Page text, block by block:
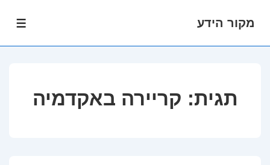
מקור הידע
תגית: קריירה באקדמיה